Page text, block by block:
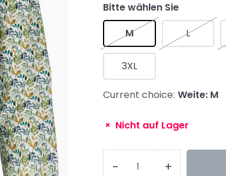
Bitte wählen Sie
M
L
3XL
Current choice: Weite: M
Nicht auf Lager
- +